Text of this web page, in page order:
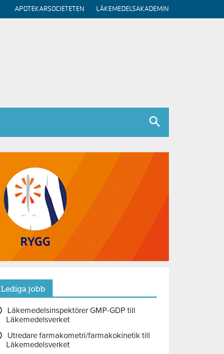
APOTEKARSOCIETETEN LÄKEMEDELSAKADEMIN
Lediga jobb
Läkemedelsinspektörer GMP-GDP till
Läkemedelsverket
Utredare farmakometri/farmakokinetik till
Läkemedelsverket